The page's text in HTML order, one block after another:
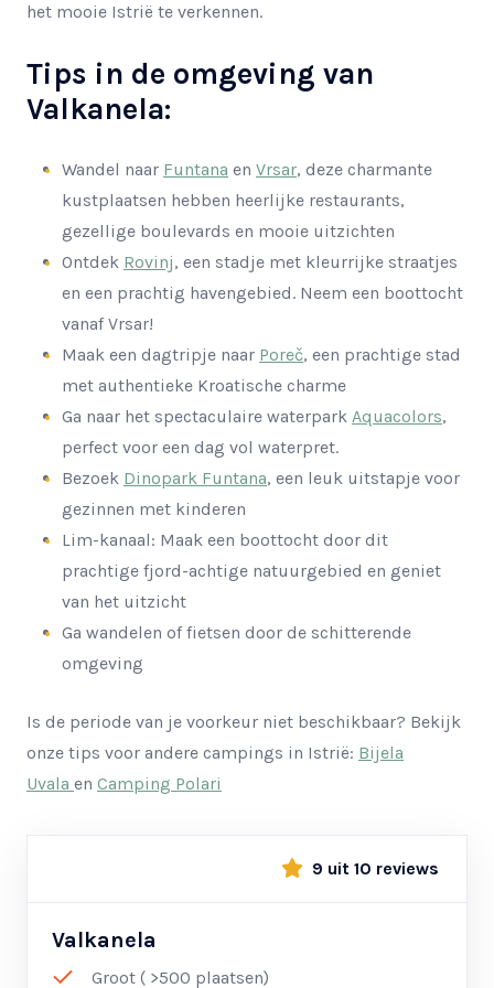
het mooie Istrië te verkennen.
Tips in de omgeving van
Valkanela:
Wandel naar Funtana en Vrsar, deze charmante
kustplaatsen hebben heerlijke restaurants,
gezellige boulevards en mooie uitzichten
Ontdek Rovinj, een stadje met kleurrijke straatjes
en een prachtig havengebied. Neem een boottocht
vanaf Vrsar!
Maak een dagtripje naar Poreč, een prachtige stad
met authentieke Kroatische charme
Ga naar het spectaculaire waterpark Aquacolors,
perfect voor een dag vol waterpret.
Bezoek Dinopark Funtana, een leuk uitstapje voor
gezinnen met kinderen
Lim-kanaal: Maak een boottocht door dit
prachtige fjord-achtige natuurgebied en geniet
van het uitzicht
Ga wandelen of fietsen door de schitterende
omgeving
Is de periode van je voorkeur niet beschikbaar? Bekijk
onze tips voor andere campings in Istrië: Bijela
Uvala en Camping Polari
9 uit 10 reviews
Valkanela
Groot ( >500 plaatsen)